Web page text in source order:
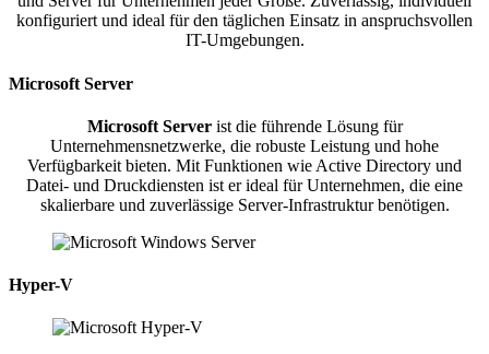
konfiguriert und ideal für den täglichen Einsatz in anspruchsvollen
IT-Umgebungen.
Microsoft Server
Microsoft Serverist die führende Lösung für
Unternehmensnetzwerke, die robuste Leistung und hohe
Verfügbarkeit bieten. Mit Funktionen wie Active Directory und
Datei- und Druckdiensten ist er ideal für Unternehmen, die eine
skalierbare und zuverlässige Server-Infrastruktur benötigen.
Hyper-V